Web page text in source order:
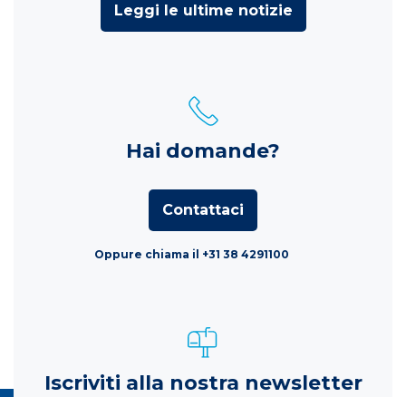
Leggi le ultime notizie
Hai domande?
Contattaci
Oppure chiama il +31 38 4291100
Iscriviti alla nostra newsletter